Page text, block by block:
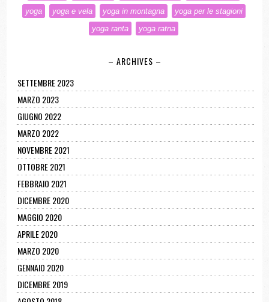
yoga
yoga e vela yoga in montagna
yoga per le stagioni
yoga ranta
yoga ratna
– ARCHIVES –
SETTEMBRE 2023
MARZO 2023
GIUGNO 2022
MARZO 2022
NOVEMBRE 2021
OTTOBRE 2021
FEBBRAIO 2021
DICEMBRE 2020
MAGGIO 2020
APRILE 2020
MARZO 2020
GENNAIO 2020
DICEMBRE 2019